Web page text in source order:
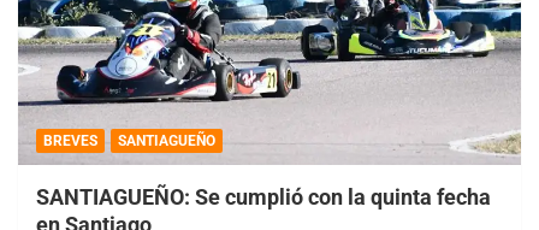
BREVES SANTIAGUEÑO
SANTIAGUEÑO: Se cumplió con la quinta fecha
en Santiago